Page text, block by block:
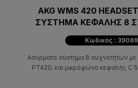
AKG WMS 420
ΣΥΣΤΗΜΑ ΚΕΦΑΛΗΣ 8
Κωδικός :
Ασύρματο σύστημα 8 συχνοτήτων
PT420, και μικρόφωνο κεφαλής C